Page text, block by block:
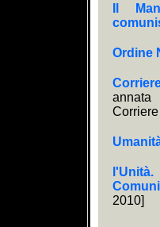
Il
Ordine
2010]